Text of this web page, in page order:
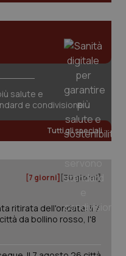
salute e
e condivisione
Tutti gli speciali
[7 giorni] [30 giorni]
ritirata dell'ondata: il 7
da bollino rosso, l'8
CookieScript
www.quotidianosanita.it